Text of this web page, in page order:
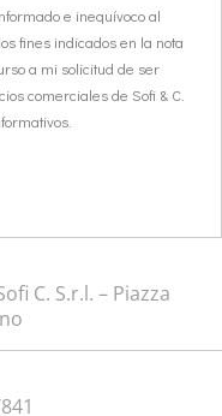
e inequívoco al
fines indicados en la nota
a mi solicitud de ser
comerciales de Sofi & C.
C. S.r.l. – Piazza